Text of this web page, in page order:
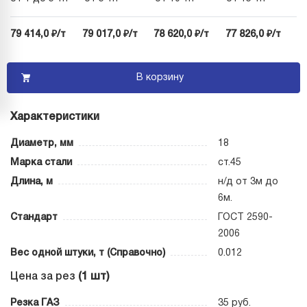
79 414,0 ₽/т 79 017,0 ₽/т 78 620,0 ₽/т 77 826,0 ₽/т
В корзину
Характеристики
Диаметр, мм 18
Марка стали ст.45
Длина, м
н/д от 3м до
6м.
Стандарт
ГОСТ 2590-
2006
Вес одной штуки, т (Справочно) 0.012
Цена за рез (1 шт)
Резка ГАЗ 35 руб.